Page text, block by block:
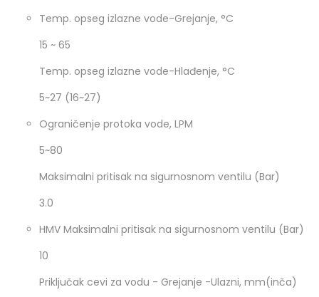
Temp. opseg izlazne vode-Grejanje, °C
15 ~ 65
Temp. opseg izlazne vode-Hlađenje, °C
5~27 (16~27)
Ograničenje protoka vode, LPM
5~80
Maksimalni pritisak na sigurnosnom ventilu (Bar)
3.0
HMV Maksimalni pritisak na sigurnosnom ventilu (Bar)
10
Priključak cevi za vodu - Grejanje -Ulazni, mm(inča)